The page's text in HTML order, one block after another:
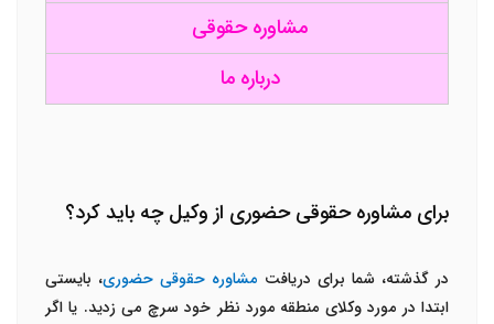
مشاوره حقوقی
درباره ما
برای مشاوره حقوقی حضوری از وکیل چه باید کرد؟
در گذشته، شما برای دریافت مشاوره حقوقی حضوری، بایستی
ابتدا در مورد وکلای منطقه مورد نظر خود سرچ می زدید. یا اگر